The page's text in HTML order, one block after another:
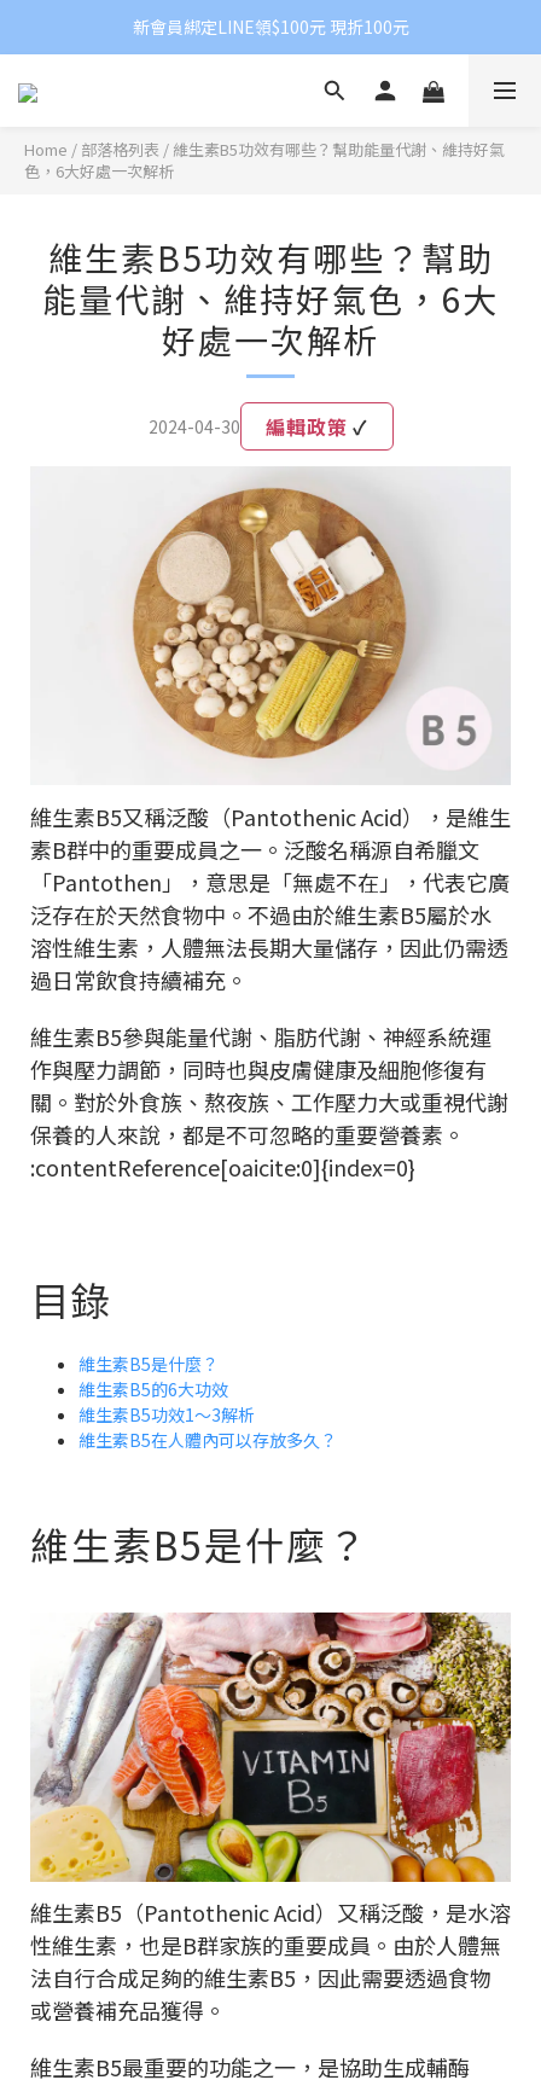
新會員綁定LINE領$100元 現折100元
Home / 部落格列表 / 維生素B5功效有哪些？幫助能量代謝、維持好氣
色，6大好處一次解析
維生素B5功效有哪些？幫助
能量代謝、維持好氣色，6大
好處一次解析
2024-04-30 編輯政策 ✓
維生素B5又稱泛酸（Pantothenic Acid），是維生
素B群中的重要成員之一。泛酸名稱源自希臘文
「Pantothen」，意思是「無處不在」，代表它廣
泛存在於天然食物中。不過由於維生素B5屬於水
溶性維生素，人體無法長期大量儲存，因此仍需透
過日常飲食持續補充。
維生素B5參與能量代謝、脂肪代謝、神經系統運
作與壓力調節，同時也與皮膚健康及細胞修復有
關。對於外食族、熬夜族、工作壓力大或重視代謝
保養的人來說，都是不可忽略的重要營養素。
:contentReference[oaicite:0]{index=0}
目錄
維生素B5是什麼？
維生素B5的6大功效
維生素B5功效1～3解析
維生素B5在人體內可以存放多久？
維生素B5是什麼？
維生素B5（Pantothenic Acid）又稱泛酸，是水溶
性維生素，也是B群家族的重要成員。由於人體無
法自行合成足夠的維生素B5，因此需要透過食物
或營養補充品獲得。
維生素B5最重要的功能之一，是協助生成輔酶